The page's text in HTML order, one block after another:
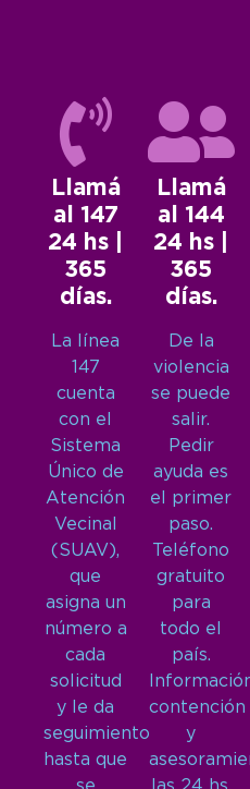
Llamá
al 147
24 hs |
365
días.
La línea
147
cuenta
con el
Sistema
Único de
Atención
Vecinal
(SUAV),
que
asigna un
número a
cada
solicitud
y le da
seguimiento
hasta que
Llamá
al 144
24 hs |
365
días.
De la
violencia
se puede
salir.
Pedir
ayuda es
el primer
paso.
Teléfono
gratuito
para
todo el
país.
contención
y